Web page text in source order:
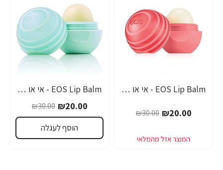
-33% EOS Lip Balm - אי או אס SPF-30 שפתון לחות בטעם אשכוליות - בבית EOS
₪20.00
₪30.00
-33%
EOS Lip Balm - אי או אס SPF-30 שפתון לחות עם אלוורה - בבית EOS
₪20.00
₪30.00
הוסף לעגלה